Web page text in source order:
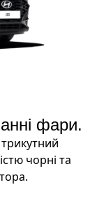
фари.
чорні та